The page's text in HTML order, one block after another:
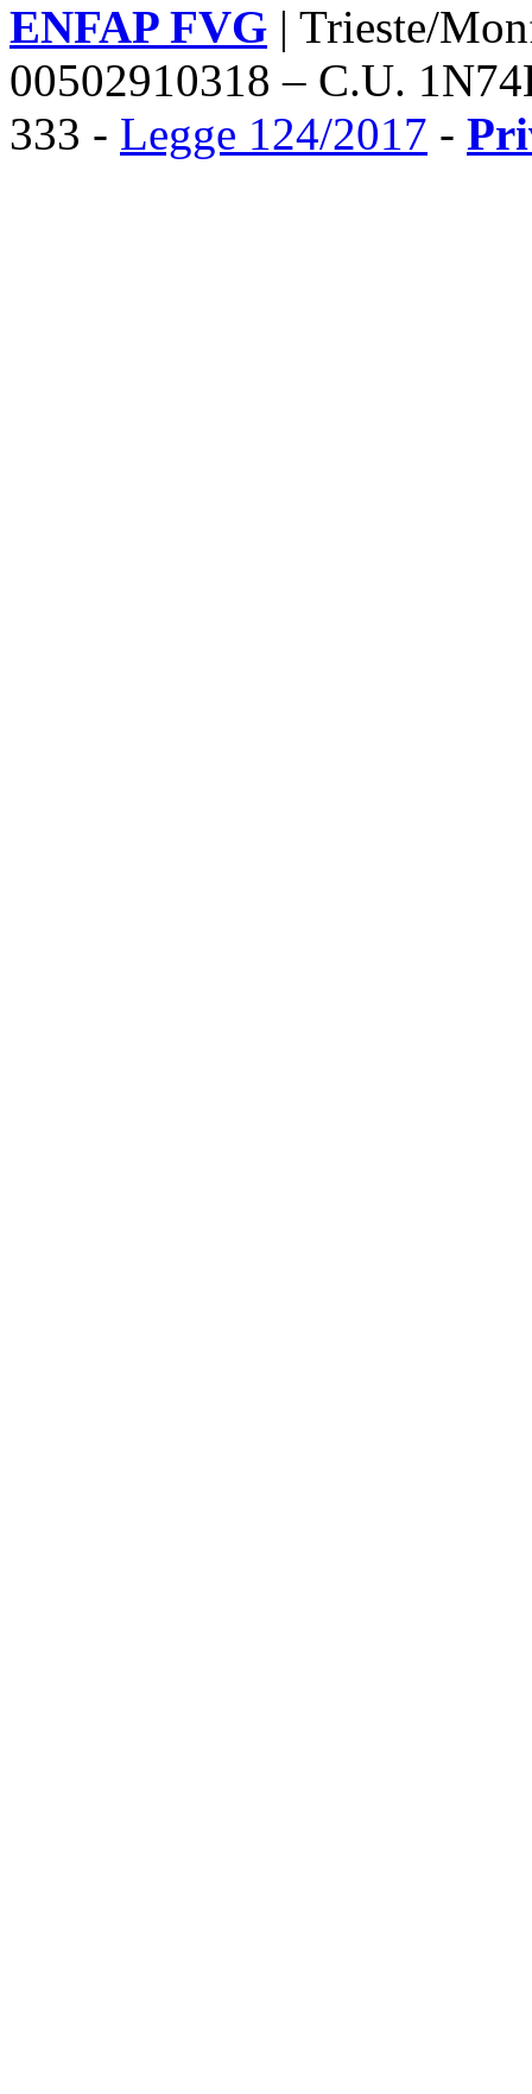
ENFAP FVG | Trieste/
00502910318 – C.U.
333 - Legge 124/2017 -